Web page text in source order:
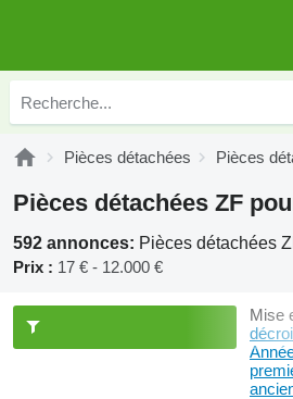
Pièces détachées Pièces
Pièces détachées ZF
592 annonces: Pièces détachées
Prix : 17 € - 12.000 €
Mise